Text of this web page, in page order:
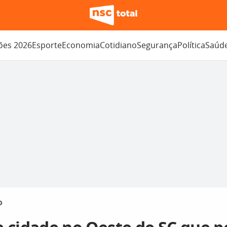
2026EsporteEconomiaCotidianoSegurançaPolítica